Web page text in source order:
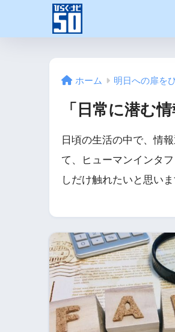
ホーム 明日への扉を
「日常に潜む
日頃の生活の中で、情
て、ヒューマンインタ
しだけ触れたいと思いま